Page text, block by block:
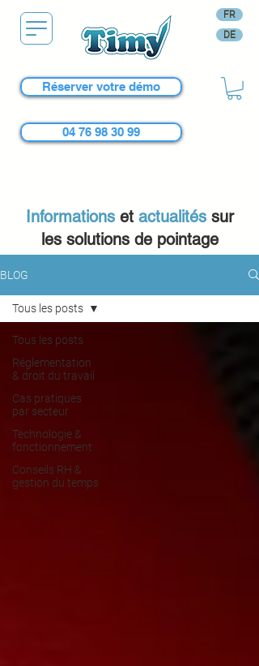
Réserver votre démo
04 76 98 30 99
FR
DE
Informationset actualités sur
les solutions de pointage
BLOG
Tous les posts
Réglementation
& droit du travail
Cas pratiques
par secteur
Technologie &
fonctionnement
Conseils RH &
gestion du temps
Tous les posts